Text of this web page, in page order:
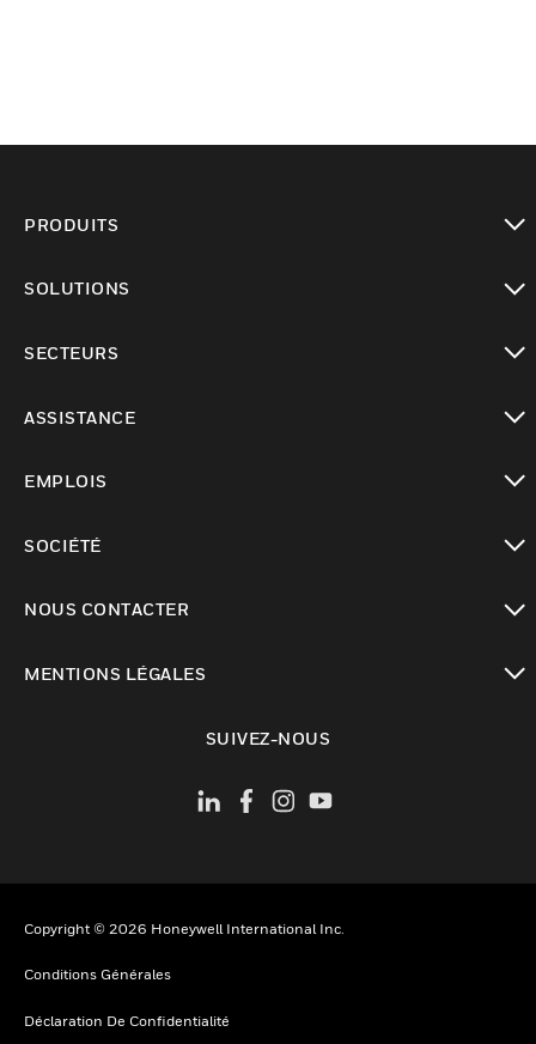
PRODUITS
SOLUTIONS
SECTEURS
ASSISTANCE
EMPLOIS
SOCIÉTÉ
NOUS CONTACTER
MENTIONS LÉGALES
SUIVEZ-NOUS
Copyright © 2026 Honeywell International Inc.
Conditions Générales
Déclaration De Confidentialité